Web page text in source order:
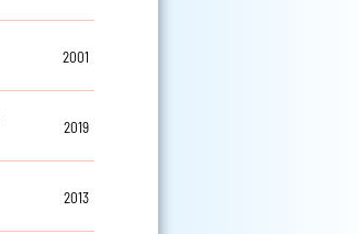
2001
2019
2013